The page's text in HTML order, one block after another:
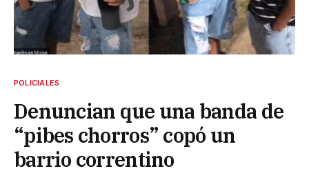
POLICIALES
Denuncian que una banda de
“pibes chorros” copó un
barrio correntino